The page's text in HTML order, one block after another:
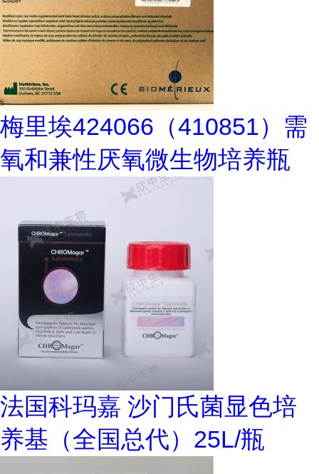
梅里埃424066（410851）需
氧和兼性厌氧微生物培养瓶
法国科玛嘉 沙门氏菌显色培
养基（全国总代）25L/瓶